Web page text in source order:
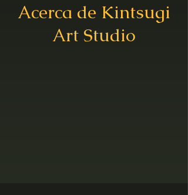
Acerca de Kintsugi
Art Studio